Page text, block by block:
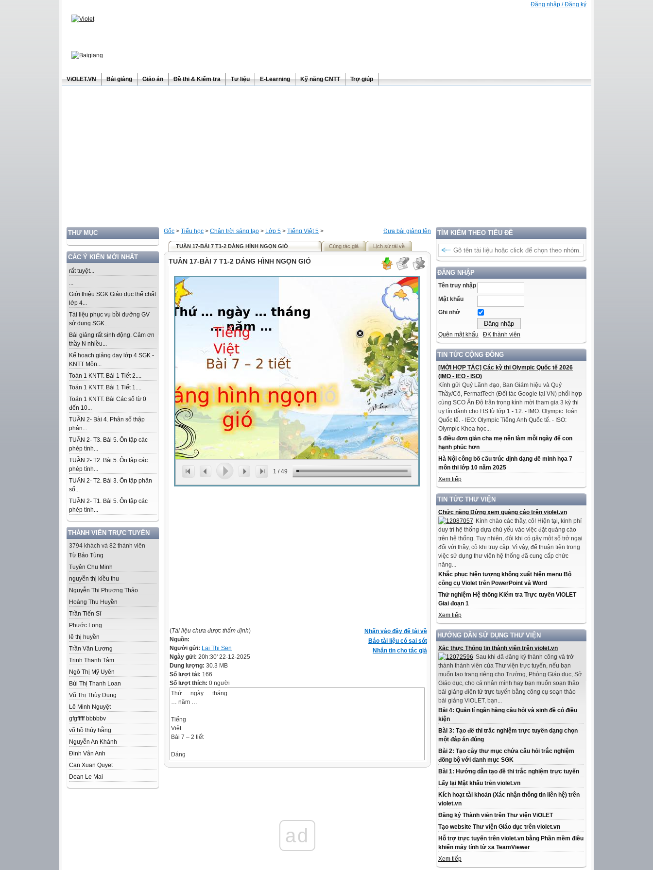
Đăng nhập / Đăng ký
ViOLET.VN Bài giảng Giáo án Đề thi & Kiểm tra Tư liệu E-Learning Kỹ năng CNTT Trợ giúp
THƯ MỤC
CÁC Ý KIẾN MỚI NHẤT
rất tuyệt...
...
Giới thiệu SGK Giáo dục thể chất
lớp 4...
Tài liệu phục vụ bồi dưỡng GV
sử dụng SGK...
Bài giảng rất sinh động. Cảm ơn
thầy N nhiều...
Kế hoạch giảng dạy lớp 4 SGK -
KNTT Môn...
Toán 1 KNTT. Bài 1 Tiết 2....
Toán 1 KNTT. Bài 1 Tiết 1....
Toán 1 KNTT. Bài Các số từ 0
đến 10...
TUẦN 2- Bài 4. Phân số thập
phân...
TUẦN 2- T3. Bài 5. Ôn tập các
phép tính...
TUẦN 2- T2. Bài 5. Ôn tập các
phép tính...
TUẦN 2- T2. Bài 3. Ôn tập phân
số...
TUẦN 2- T1. Bài 5. Ôn tập các
phép tính...
THÀNH VIÊN TRỰC TUYẾN
3794 khách và 82 thành viên
Từ Bảo Tùng
Tuyên Chu Minh
nguyễn thị kiều thu
Nguyễn Thị Phương Thảo
Hoàng Thu Huyền
Trần Tiến Sĩ
Phước Long
lê thị huyền
Trần Văn Lương
Trịnh Thanh Tâm
Ngô Thị Mỹ Uyên
Bùi Thị Thanh Loan
Vũ Thị Thùy Dung
Lê Minh Nguyệt
gfgfffff bbbbbv
võ hồ thúy hằng
Nguyễn An Khánh
Đinh Vân Anh
Can Xuan Quyet
Doan Le Mai
TÌM KIẾM THEO TIÊU ĐỀ
ĐĂNG NHẬP
Tên truy nhập
Mật khẩu
Ghi nhớ
Quên mật khẩu ĐK thành viên
TIN TỨC CỘNG ĐỒNG
[MỜI HỢP TÁC] Các kỳ thi Olympic Quốc tế 2026
(IMO - IEO - ISO)
Kính gửi Quý Lãnh đạo, Ban Giám hiệu và Quý
Thầy/Cô, FermatTech (Đối tác Google tại VN) phối hợp
cùng SCO Ấn Độ trân trọng kính mời tham gia 3 kỳ thi
uy tín dành cho HS từ lớp 1 - 12: - IMO: Olympic Toán
Quốc tế. - IEO: Olympic Tiếng Anh Quốc tế. - ISO:
Olympic Khoa học...
5 điều đơn giản cha mẹ nên làm mỗi ngày để con
hạnh phúc hơn
Hà Nội công bố cấu trúc định dạng đề minh họa 7
môn thi lớp 10 năm 2025
Xem tiếp
TIN TỨC THƯ VIỆN
Chức năng Dừng xem quảng cáo trên violet.vn
Kính chào các thầy, cô! Hiện tại, kinh phí
duy trì hệ thống dựa chủ yếu vào việc đặt quảng cáo
trên hệ thống. Tuy nhiên, đôi khi có gây một số trở ngại
đối với thầy, cô khi truy cập. Vì vậy, để thuận tiện trong
việc sử dụng thư viện hệ thống đã cung cấp chức
năng...
Khắc phục hiện tượng không xuất hiện menu Bộ
công cụ Violet trên PowerPoint và Word
Thử nghiệm Hệ thống Kiểm tra Trực tuyến ViOLET
Giai đoạn 1
Xem tiếp
HƯỚNG DẪN SỬ DỤNG THƯ VIỆN
Xác thực Thông tin thành viên trên violet.vn
Sau khi đã đăng ký thành công và trở
thành thành viên của Thư viện trực tuyến, nếu bạn
muốn tạo trang riêng cho Trường, Phòng Giáo dục, Sở
Giáo dục, cho cá nhân mình hay bạn muốn soạn thảo
bài giảng điện tử trực tuyến bằng công cụ soạn thảo
bài giảng ViOLET, bạn...
Bài 4: Quản lí ngân hàng câu hỏi và sinh đề có điều
kiện
Bài 3: Tạo đề thi trắc nghiệm trực tuyến dạng chọn
một đáp án đúng
Bài 2: Tạo cây thư mục chứa câu hỏi trắc nghiệm
đồng bộ với danh mục SGK
Bài 1: Hướng dẫn tạo đề thi trắc nghiệm trực tuyến
Lấy lại Mật khẩu trên violet.vn
Kích hoạt tài khoản (Xác nhận thông tin liên hệ) trên
violet.vn
Đăng ký Thành viên trên Thư viện ViOLET
Tạo website Thư viện Giáo dục trên violet.vn
Hỗ trợ trực tuyến trên violet.vn bằng Phần mềm điều
khiển máy tính từ xa TeamViewer
Xem tiếp
Đưa bài giảng lên
Gốc > Tiểu học > Chân trời sáng tạo > Lớp 5 > Tiếng Việt 5 >
TUẦN 17-BÀI 7 T1-2 DÁNG HÌNH NGỌN GIÓ Cùng tác giả Lịch sử tải về
TUẦN 17-BÀI 7 T1-2 DÁNG HÌNH NGỌN GIÓ
1 /49
Nhấn vào đây để tải về
Báo tài liệu có sai sót
Nhắn tin cho tác giả
(Tài liệu chưa được thẩm định)
Nguồn:
Người gửi: Lai Thi Sen
Ngày gửi: 20h:30' 22-12-2025
Dung lượng: 30.3 MB
Số lượt tải: 166
Số lượt thích: 0 người
Thứ … ngày … tháng
… năm …
Tiếng
Việt
Bài 7 – 2 tiết
Dáng
- Trao đổi được về điểm thú vị của hình ảnh gió trong đoạn thơ.
– Nêu được phỏng đoán về nội dung bài đọc qua tên bài, hoạt động khởi động và
ad